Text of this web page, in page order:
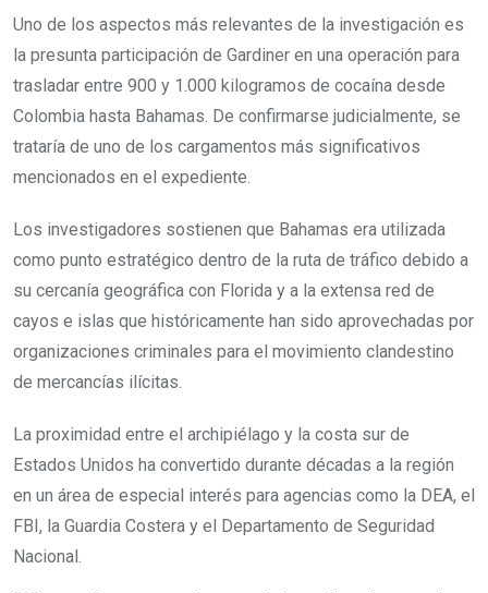
Uno de los aspectos más relevantes de la investigación es
la presunta participación de Gardiner en una operación para
trasladar entre 900 y 1.000 kilogramos de cocaína desde
Colombia hasta Bahamas. De confirmarse judicialmente, se
trataría de uno de los cargamentos más significativos
mencionados en el expediente.
Los investigadores sostienen que Bahamas era utilizada
como punto estratégico dentro de la ruta de tráfico debido a
su cercanía geográfica con Florida y a la extensa red de
cayos e islas que históricamente han sido aprovechadas por
organizaciones criminales para el movimiento clandestino
de mercancías ilícitas.
La proximidad entre el archipiélago y la costa sur de
Estados Unidos ha convertido durante décadas a la región
en un área de especial interés para agencias como la DEA, el
FBI, la Guardia Costera y el Departamento de Seguridad
Nacional.